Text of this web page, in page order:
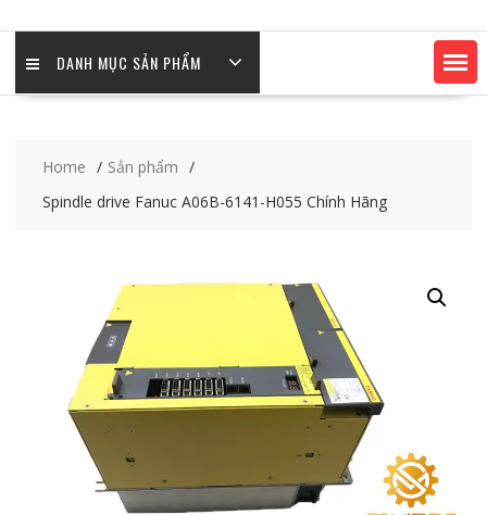
DANH MỤC SẢN PHẨM
Home
Sản phẩm
Spindle drive Fanuc A06B-6141-H055 Chính Hãng